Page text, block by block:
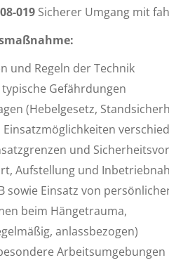
019 Sicherer Umgang mit
und Regeln der Technik
Gefährdungen
(Hebelgesetz,
und
Aufstellung und
sowie Einsatz von
beim Hängetrauma,
anlassbezogen)
Arbeitsumgebungen